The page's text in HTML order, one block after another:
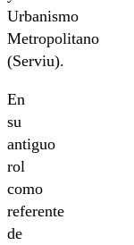
Urbanismo
Metropolitano
(Serviu).
En
su
antiguo
rol
como
referente
de